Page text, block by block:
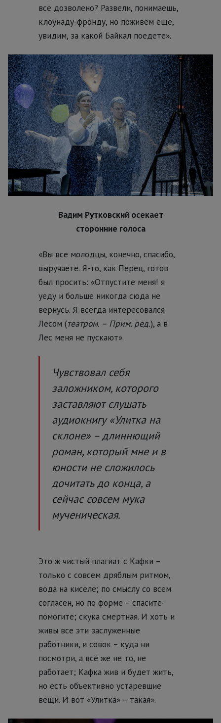
всё дозволено? Развели, понимаешь,
клоунаду-фронду, но поживём ещё,
увидим, за какой Байкал поедете».
Вадим Рутковский осекает
сторонние голоса
«Вы все молодцы, конечно, спасибо,
выручаете. Я-то, как Перец, готов
был просить: «Отпустите меня! я
уеду и больше никогда сюда не
вернусь. Я всегда интересовался
Лесом (театром. – Прим. ред.), а в
Лес меня не пускают».
Чувствовал себя
заложником, которого
заставляют слушать
аудиокнигу «Улитка на
склоне» – длиннющий
роман, который мне и в
юности не сложилось
дочитать до конца, а
сейчас совсем мука
мученическая.
Это ж чистый плагиат с Кафки –
только с совсем дряблым ритмом,
вода на киселе; по смыслу со всем
согласен, но по форме – спасите-
помогите; скука смертная. И хоть и
живы все эти заслуженные
работники, и совок – куда ни
посмотри, а всё же не то, не
работает; Кафка жив и будет жить,
но есть объективно устаревшие
вещи. И вот «Улитка» – такая».